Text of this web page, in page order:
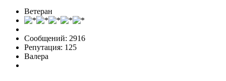
Ветеран
Сообщений: 2916
Репутация: 125
Валера